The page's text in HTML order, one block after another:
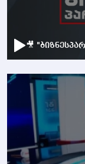
🎥